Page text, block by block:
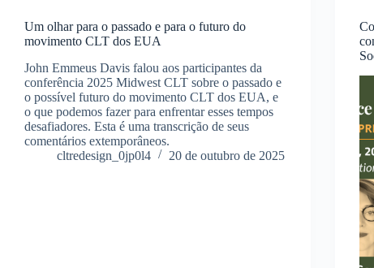
Um olhar para o passado e para o futuro do
movimento CLT dos EUA
John Emmeus Davis falou aos participantes da
conferência 2025 Midwest CLT sobre o passado e
o possível futuro do movimento CLT dos EUA, e
o que podemos fazer para enfrentar esses tempos
desafiadores. Esta é uma transcrição de seus
comentários extemporâneos.
cltredesign_0jp0l4
20 de outubro de 2025